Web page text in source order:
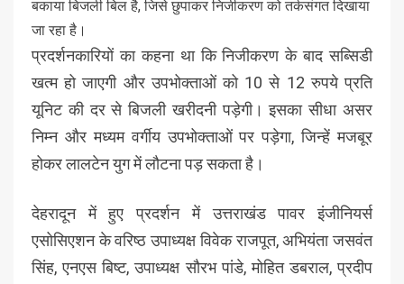
बकाया बिजली बिल है, जिसे छुपाकर निजीकरण को तर्कसंगत दिखाया
जा रहा है।
प्रदर्शनकारियों का कहना था कि निजीकरण के बाद सब्सिडी
खत्म हो जाएगी और उपभोक्ताओं को 10 से 12 रुपये प्रति
यूनिट की दर से बिजली खरीदनी पड़ेगी। इसका सीधा असर
निम्न और मध्यम वर्गीय उपभोक्ताओं पर पड़ेगा, जिन्हें मजबूर
होकर लालटेन युग में लौटना पड़ सकता है।
देहरादून में हुए प्रदर्शन में उत्तराखंड पावर इंजीनियर्स
एसोसिएशन के वरिष्ठ उपाध्यक्ष विवेक राजपूत, अभियंता जसवंत
सिंह, एनएस बिष्ट, उपाध्यक्ष सौरभ पांडे, मोहित डबराल, प्रदीप